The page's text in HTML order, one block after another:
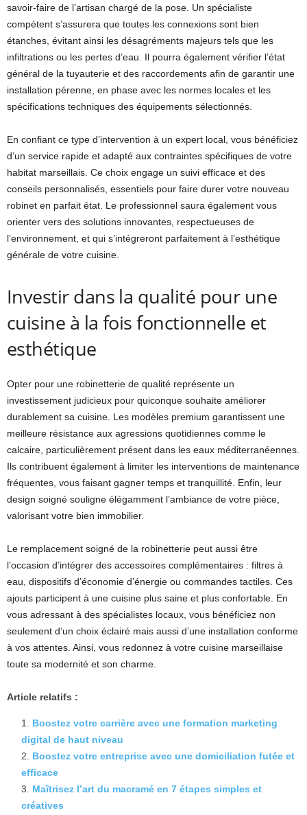
savoir-faire de l’artisan chargé de la pose. Un spécialiste
compétent s’assurera que toutes les connexions sont bien
étanches, évitant ainsi les désagréments majeurs tels que les
infiltrations ou les pertes d’eau. Il pourra également vérifier l’état
général de la tuyauterie et des raccordements afin de garantir une
installation pérenne, en phase avec les normes locales et les
spécifications techniques des équipements sélectionnés.
En confiant ce type d’intervention à un expert local, vous bénéficiez
d’un service rapide et adapté aux contraintes spécifiques de votre
habitat marseillais. Ce choix engage un suivi efficace et des
conseils personnalisés, essentiels pour faire durer votre nouveau
robinet en parfait état. Le professionnel saura également vous
orienter vers des solutions innovantes, respectueuses de
l’environnement, et qui s’intégreront parfaitement à l’esthétique
générale de votre cuisine.
Investir dans la qualité pour une
cuisine à la fois fonctionnelle et
esthétique
Opter pour une robinetterie de qualité représente un
investissement judicieux pour quiconque souhaite améliorer
durablement sa cuisine. Les modèles premium garantissent une
meilleure résistance aux agressions quotidiennes comme le
calcaire, particulièrement présent dans les eaux méditerranéennes.
Ils contribuent également à limiter les interventions de maintenance
fréquentes, vous faisant gagner temps et tranquillité. Enfin, leur
design soigné souligne élégamment l’ambiance de votre pièce,
valorisant votre bien immobilier.
Le remplacement soigné de la robinetterie peut aussi être
l’occasion d’intégrer des accessoires complémentaires : filtres à
eau, dispositifs d’économie d’énergie ou commandes tactiles. Ces
ajouts participent à une cuisine plus saine et plus confortable. En
vous adressant à des spécialistes locaux, vous bénéficiez non
seulement d’un choix éclairé mais aussi d’une installation conforme
à vos attentes. Ainsi, vous redonnez à votre cuisine marseillaise
toute sa modernité et son charme.
Article relatifs :
Boostez votre carrière avec une formation marketing
digital de haut niveau
Boostez votre entreprise avec une domiciliation futée et
efficace
Maîtrisez l’art du macramé en 7 étapes simples et
créatives